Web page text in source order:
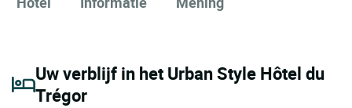
Uw verblijf in het Urban Style Hôtel du
Trégor